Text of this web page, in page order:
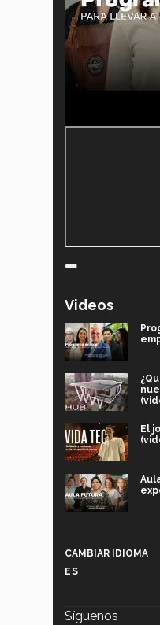
Videos
El
CAMBIAR IDIOMA
ES
Síguenos